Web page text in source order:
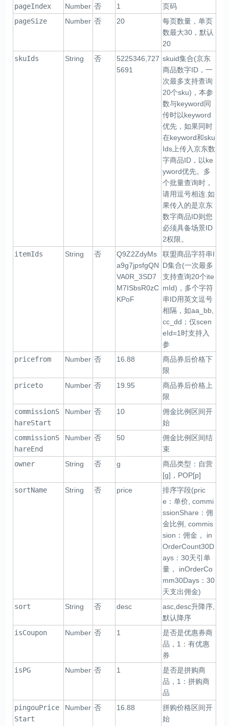
pageIndex
Number 否 1
页码
pageSize
Number 否 20
每页数量，单页
数最大30，默认
20
skuIds
String 否
5225346,727
5691
skuid集合(京东
商品数字ID，一
次最多支持查询
20个sku)，本参
数与keyword同
传时以keyword
优先，如果同时
在keyword和sku
Ids上传入京东数
字商品ID，以ke
yword优先。多
个批量查询时，
请用逗号相连.如
果传入的是京东
数字商品ID则您
必须具备场景ID
2权限。
itemIds
String 否
Q9Z2ZdyMs
a9g7jpsfgQN
VA0R_3SD7
M7ISbsR0zC
KPoF
联盟商品字符串I
D集合(一次最多
支持查询20个ite
mId)，多个字符
串ID用英文逗号
相隔，如aa_bb,
cc_dd；仅scen
eId=1时支持入
参
pricefrom
Number 否 16.88
商品券后价格下
限
priceto
Number 否 19.95
商品券后价格上
限
commissionS
hareStart
Number 否 10
佣金比例区间开
始
commissionS
hareEnd
Number 否 50
佣金比例区间结
束
owner
String 否 g
商品类型：自营
[g]，POP[p]
sortName
String 否 price
排序字段(pric
e：单价, commi
ssionShare：佣
金比例, commis
sion：佣金， in
OrderCount30D
ays：30天引单
量， inOrderCo
mm30Days：30
天支出佣金)
sort
String 否 desc
asc,desc升降序,
默认降序
isCoupon
Number 否 1
是否是优惠券商
品，1：有优惠
券
isPG
Number 否 1
是否是拼购商
品，1：拼购商
品
pingouPrice
Start
Number 否 16.88
拼购价格区间开
始